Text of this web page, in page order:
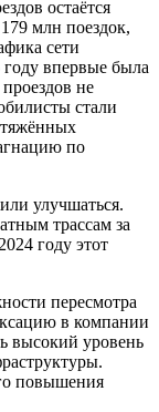
остаётся
млн поездок,
сети
впервые была
не
стали
по
улучшаться.
трассам за
году этот
пересмотра
в компании
высокий уровень
повышения